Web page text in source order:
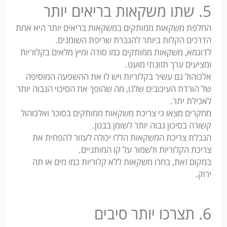
5. שתו משקאות בריאים יותר
החלפת משקאות ממותקים במשקאות בריאים יותר היא אחת
הדרכים הקלות ביותר להגברת שריפת השומנים.
לדוגמא, משקאות ממותקים כמו סודה ומיץ מלאים בקלוריות
ומציעים ערך תזונתי מועט.
אלכוהול גם עשיר בקלוריות ויש לו את ההשפעה המוסיפה
של הורדת העיכובים שלנו, מה שהופך את הסיכוי הגבוה יותר
לאכילת יתר.
מחקרים מצאו כי צריכת משקאות ממותקים בסוכר ואלכוהול
קשורה בסיכון גבוה יותר לשומן בבטן.
הגבלת צריכת המשקאות הללו יכולה לעזור להפחית את
צריכת הקלוריות ולשמור על קו המותניים.
במקום זאת, בחרו משקאות ללא קלוריות כמו מים או תה
ירוק.
6. תצרכו יותר סיבים